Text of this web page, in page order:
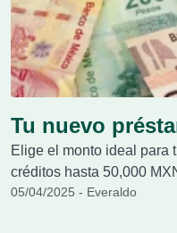
Tu nuevo
Elige el monto ideal para
créditos hasta 50,000
05/04/2025 - Everaldo